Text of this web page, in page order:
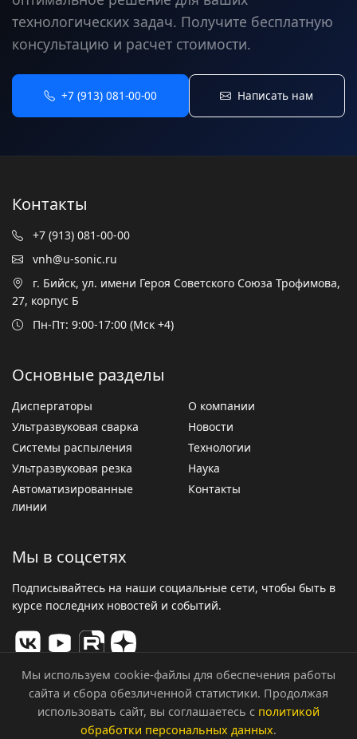
технологических задач. Получите бесплатную
консультацию и расчет стоимости.
+7 (913) 081-00-00 Написать нам
Контакты
+7 (913) 081-00-00
vnh@u-sonic.ru
г. Бийск, ул. имени Героя Советского Союза Трофимова,
27, корпус Б
Пн-Пт: 9:00-17:00 (Мск +4)
Основные разделы
Диспергаторы
Ультразвуковая сварка
Системы распыления
Ультразвуковая резка
Автоматизированные
линии
О компании
Новости
Технологии
Наука
Контакты
Мы в соцсетях
Подписывайтесь на наши социальные сети, чтобы быть в
курсе последних новостей и событий.
© 2026 ООО «Центр Ультразвуковых Технологий». Все
права защищены.
Политика конфиденциальности
Мы используем cookie-файлы для обеспечения работы
сайта и сбора обезличенной статистики. Продолжая
использовать сайт, вы соглашаетесь с политикой
обработки персональных данных.